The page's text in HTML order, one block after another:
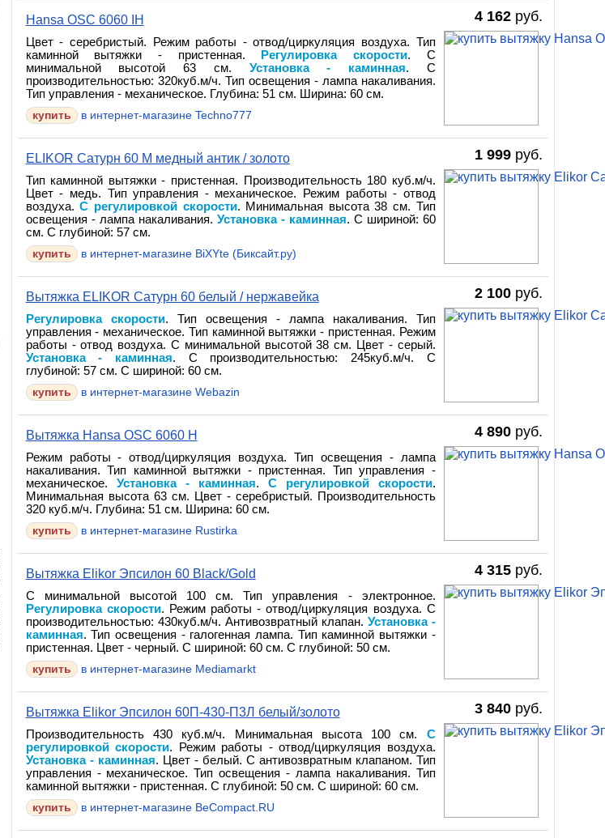
4 162руб.
Hansa OSC 6060 IH
Цвет - серебристый. Режим работы - отвод/циркуляция воздуха. Тип
каминной вытяжки - пристенная.
Регулировка скорости. С
минимальной высотой 63 см. Установка - каминная. С
производительностью: 320куб.м/ч. Тип освещения - лампа накаливания.
Тип управления - механическое. Глубина: 51 см. Ширина: 60 см.
в интернет-магазине Techno777
1 999руб.
ELIKOR Сатурн 60 М медный антик / золото
Тип каминной вытяжки - пристенная. Производительность 180 куб.м/ч.
Цвет - медь. Тип управления - механическое. Режим работы - отвод
воздуха.С регулировкой скорости. Минимальная высота 38 см. Тип
освещения - лампа накаливания. Установка - каминная. С шириной: 60
см. С глубиной: 57 см.
в интернет-магазине BiXYte (Биксайт.ру)
2 100руб.
Вытяжка ELIKOR Сатурн 60 белый / нержавейка
Регулировка скорости. Тип освещения - лампа накаливания. Тип
управления - механическое. Тип каминной вытяжки - пристенная. Режим
работы - отвод воздуха. С минимальной высотой 38 см. Цвет - серый.
Установка - каминная. С производительностью: 245куб.м/ч. С
глубиной: 57 см. С шириной: 60 см.
в интернет-магазине Webazin
4 890руб.
Вытяжка Hansa OSC 6060 H
Режим работы - отвод/циркуляция воздуха. Тип освещения - лампа
накаливания. Тип каминной вытяжки - пристенная. Тип управления -
механическое. Установка - каминная. С регулировкой скорости.
Минимальная высота 63 см. Цвет - серебристый. Производительность
320 куб.м/ч. Глубина: 51 см. Ширина: 60 см.
в интернет-магазине Rustirka
4 315руб.
Вытяжка Elikor Эпсилон 60 Black/Gold
С минимальной высотой 100 см. Тип управления - электронное.
Регулировка скорости. Режим работы - отвод/циркуляция воздуха. С
производительностью: 430куб.м/ч. Антивозвратный клапан. Установка -
каминная. Тип освещения - галогенная лампа. Тип каминной вытяжки -
пристенная. Цвет - черный. С шириной: 60 см. С глубиной: 50 см.
в интернет-магазине Mediamarkt
3 840руб.
Вытяжка Elikor Эпсилон 60П-430-П3Л белый/золото
Производительность 430 куб.м/ч. Минимальная высота 100 см. С
регулировкой скорости. Режим работы - отвод/циркуляция воздуха.
Установка - каминная. Цвет - белый. С антивозвратным клапаном. Тип
управления - механическое. Тип освещения - лампа накаливания. Тип
каминной вытяжки - пристенная. С глубиной: 50 см. С шириной: 60 см.
в интернет-магазине BeCompact.RU